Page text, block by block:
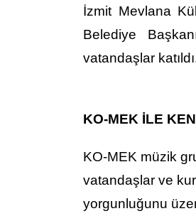
İzmit Mevlana
Belediye
vatandaşlar
KO-MEK İLE
KO-MEK müzik
vatandaşlar ve
yorgunluğunu